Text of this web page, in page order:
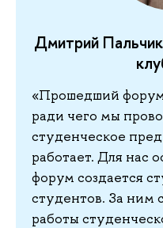
Дмитрий
«Прошедший
ради чего мы
студенческое
работает. Для нас
форум создается
студентов. За ним
работы